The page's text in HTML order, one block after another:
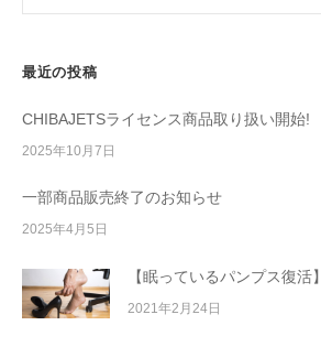
最近の投稿
CHIBAJETSライセンス商品取り扱い開始!
2025年10月7日
一部商品販売終了のお知らせ
2025年4月5日
【眠っているパンプス復活】
2021年2月24日